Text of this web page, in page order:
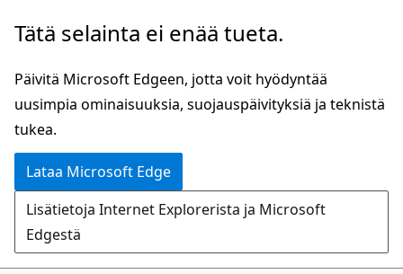
Siirry
Tätä selainta ei enää tueta.
Päivitä Microsoft Edgeen, jotta voit hyödyntää
uusimpia ominaisuuksia, suojauspäivityksiä ja teknistä
tukea.
Lataa Microsoft Edge
Lisätietoja Internet Explorerista ja Microsoft
Edgestä